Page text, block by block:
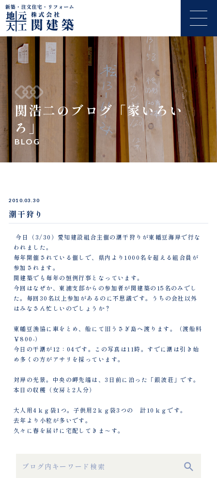
関浩二のブログ「家いろい
ろ」
BLOG
2010.03.30
潮干狩り
今日（3/30）愛知建設組合主催の潮干狩りが東幡豆海岸で行な
われました。
毎年開催されている催しで、県内より1000名を超える組合員が
参加されます。
関建築でも毎年の恒例行事となっています。
今回はなぜか、東浦支部からの参加者が関建築の15名のみでし
た。毎回30名以上参加があるのに不思議です。うちの会社以外
はみなさん忙しいのでしょうか？
東幡豆漁協に車をとめ、船にて旧うさぎ島へ渡ります。（渡船料
￥800-）
今日の干潮が12：04です。この写真は11時。すでに潮は引き始
め多くの方がアサリを採っています。
対岸の光景。中央の岬先端は、3日前に泊った「銀波荘」です。
本日の収穫（女房と2人分）
大人用4ｋｇ袋1つ。子供用2ｋｇ袋3つの 計10ｋｇです。
去年より小粒が多いです。
久々に春を届けに宅配してきま～す。